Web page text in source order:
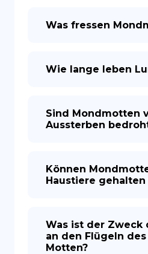
Was fressen
Wie lange leben
Sind Mondmotten
Aussterben
Können
Haustiere
Was ist der Zweck
an den Flügeln des
Motten?